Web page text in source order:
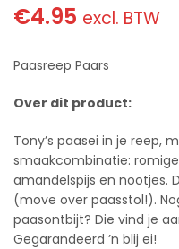
€4.95 excl. BTW
Paasreep Paars
Over dit product:
Tony’s paasei in je reep,
smaakcombinatie:
amandelspijs en nootjes.
(move over paasstol!).
paasontbijt? Die vind je
Gegarandeerd ’n blij ei!